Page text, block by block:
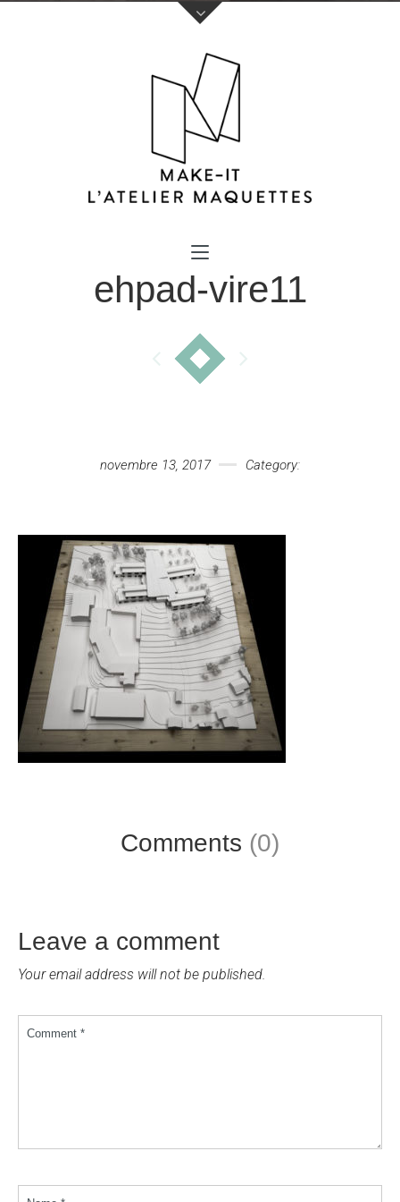
Votre nom (obligatoire)
Votre e-mail (obligatoire)
ehpad-vire11
novembre 13, 2017 Category:
Comments (0)
Leave a comment
Your email address will not be published.
Comment *